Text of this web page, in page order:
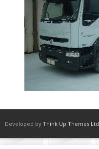
Developed by Think Up Themes Ltd